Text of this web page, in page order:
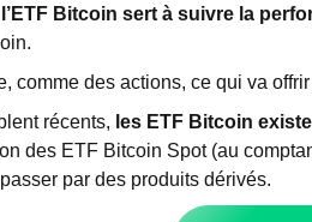
l’ETF Bitcoin sert à suivre la
comme des actions, ce qui va
récents, les ETF Bitcoin
des ETF Bitcoin Spot (au
par des produits dérivés.